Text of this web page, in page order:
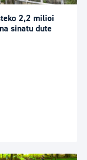
2,2 milioi
sinatu dute